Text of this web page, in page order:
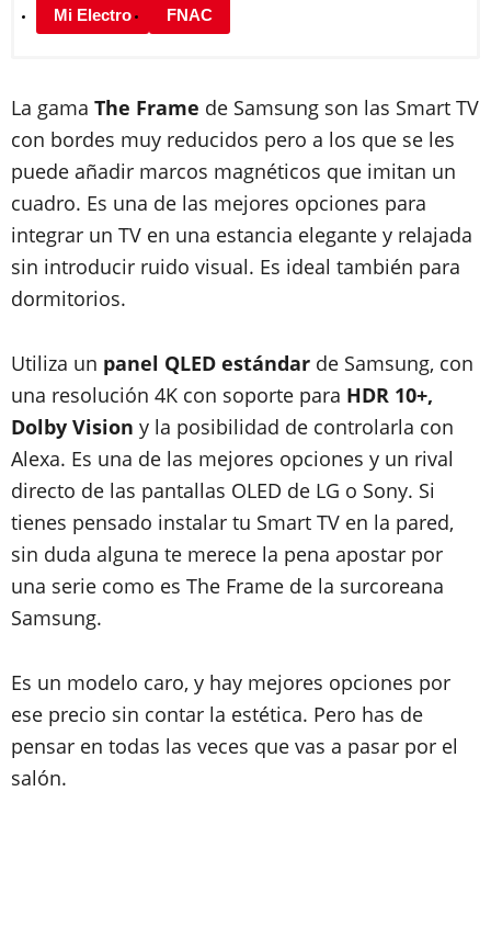
Mi Electro FNAC
La gama The Frame de Samsung son las Smart TV
con bordes muy reducidos pero a los que se les
puede añadir marcos magnéticos que imitan un
cuadro. Es una de las mejores opciones para
integrar un TV en una estancia elegante y relajada
sin introducir ruido visual. Es ideal también para
dormitorios.
Utiliza un panel QLED estándar de Samsung, con
una resolución 4K con soporte para HDR 10+,
Dolby Vision y la posibilidad de controlarla con
Alexa. Es una de las mejores opciones y un rival
directo de las pantallas OLED de LG o Sony. Si
tienes pensado instalar tu Smart TV en la pared,
sin duda alguna te merece la pena apostar por
una serie como es The Frame de la surcoreana
Samsung.
Es un modelo caro, y hay mejores opciones por
ese precio sin contar la estética. Pero has de
pensar en todas las veces que vas a pasar por el
salón.